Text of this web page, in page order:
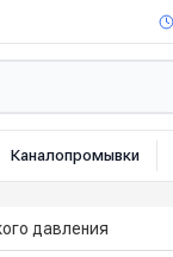
Каналопромывки
давления